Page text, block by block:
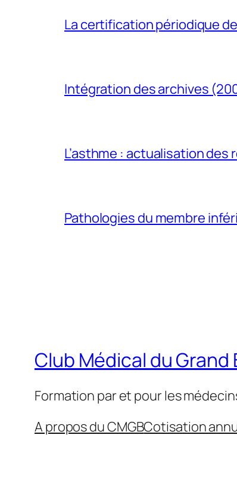
La certification périodique
Intégration des archives
L’asthme : actualisation
Pathologies du membre
Club Médical du Grand
Formation par et pour les
A propos du CMGBCotisation